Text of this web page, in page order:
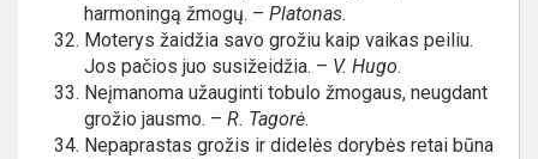
harmoningą žmogų. – Platonas.
Moterys žaidžia savo grožiu kaip vaikas peiliu.
Jos pačios juo susižeidžia. – V. Hugo.
Neįmanoma užauginti tobulo žmogaus, neugdant
grožio jausmo. – R. Tagorė.
Nepaprastas grožis ir didelės dorybės retai būna